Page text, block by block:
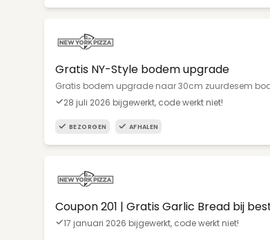
Gratis NY-Style bodem upgrade
Gratis bodem upgrade naar 30cm zuurdesem
28 juli 2026 bijgewerkt, code werkt niet!
BEZORGEN AFHALEN
Coupon 201 | Gratis Garlic Bread bij
17 januari 2026 bijgewerkt, code werkt niet!